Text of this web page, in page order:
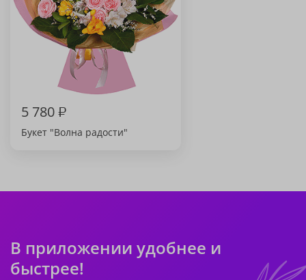
5 780₽
Букет "Волна радости"
В приложении удобнее и
быстрее!